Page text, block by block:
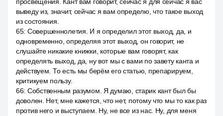
выведу из, значит, сейчас я вам определю, что такое выход
из состояния.
65: Совершеннолетия. И я определил этот выход, да, и
одновременно, определяя этот выход, он говорит, не
слушайте никакие книжки, которые вам говорят, как
определять выход, да, ну вот мы с вами по завету канта и
действуем. То есть мы берём его статью, препарируем,
критикуем пользу.
66: Собственным разумом. Я думаю, старик кант был бы
доволен. Нет, мне кажется, что нет, потому что мы то как раз
против него и выступаем. Ну, не все из нас. Ну, для меня